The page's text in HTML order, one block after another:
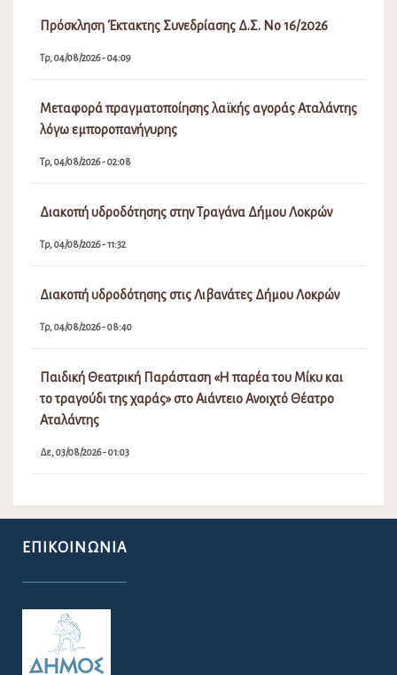
Πρόσκληση Έκτακτης Συνεδρίασης Δ.Σ. Νο 16/2026
Τρ, 04/08/2026 - 04:09
Μεταφορά πραγματοποίησης λαϊκής αγοράς Αταλάντης
λόγω εμποροπανήγυρης
Τρ, 04/08/2026 - 02:08
Διακοπή υδροδότησης στην Τραγάνα Δήμου Λοκρών
Τρ, 04/08/2026 - 11:32
Διακοπή υδροδότησης στις Λιβανάτες Δήμου Λοκρών
Τρ, 04/08/2026 - 08:40
Παιδική Θεατρική Παράσταση «Η παρέα του Μίκυ και
το τραγούδι της χαράς» στο Αιάντειο Ανοιχτό Θέατρο
Αταλάντης
Δε, 03/08/2026 - 01:03
ΕΠΙΚΟΙΝΩΝΊΑ